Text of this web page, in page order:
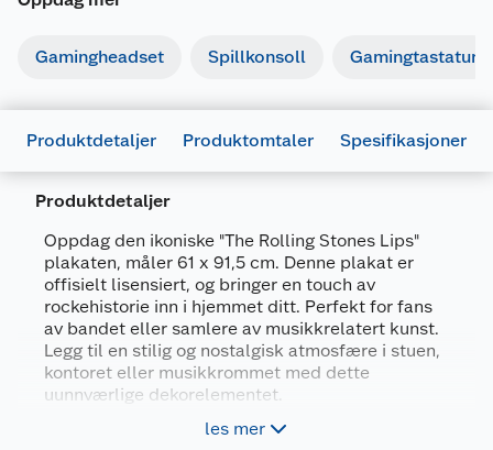
Gamingheadset Spillkonsoll Gamingtastatur
Produktdetaljer Produktomtaler Spesifikasjoner
Produktdetaljer
Oppdag den ikoniske "The Rolling Stones Lips"
plakaten, måler 61 x 91,5 cm. Denne plakat er
offisielt lisensiert, og bringer en touch av
rockehistorie inn i hjemmet ditt. Perfekt for fans
av bandet eller samlere av musikkrelatert kunst.
Legg til en stilig og nostalgisk atmosfære i stuen,
kontoret eller musikkrommet med dette
uunnværlige dekorelementet.
61 x 91.5 cm plakatles mer
Generelt
Artikkelnummer
5050293104256
Leverandørens
artikkelnummer
5050293104256